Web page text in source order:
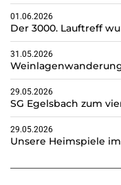
01.06.2026
Der 3000. Lauftreff
31.05.2026
29.05.2026
SG Egelsbach zum
29.05.2026
Unsere Heimspiele